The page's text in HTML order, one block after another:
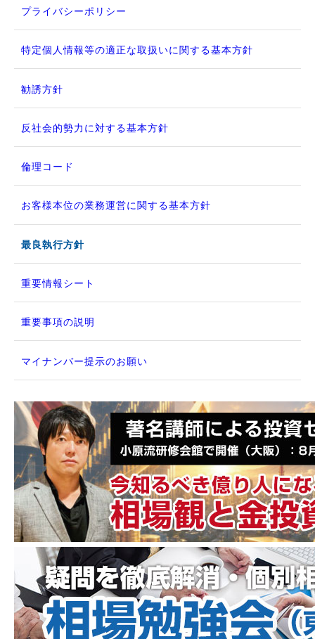
プライバシーポリシー
特定個人情報等の適正な取扱いに関する基本方針
勧誘方針
反社会的勢力に対する基本方針
倫理コード
お客様本位の業務運営に関する基本方針
最良執行方針
重要情報シート
重要事項の説明
マイナンバー提示のお願い